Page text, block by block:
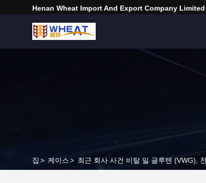
Henan Wheat Import And Export Company Limited
집 > 케이스> 최근 회사 사건 비탈 밀 글루텐 (VWG),